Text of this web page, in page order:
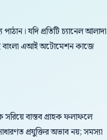
যদি প্রতিটি চ্যানেল আলাদা
বাংলা এআই অটোমেশন কাজে
বাস্তব গ্রাহক ফলাফলে
প্রযুক্তির অভাব নয়; সমস্যা